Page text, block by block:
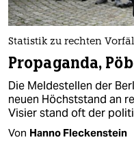
Statistik zu rechten
Propaganda,
Die Meldestellen der
neuen Höchststand an
Visier stand oft der
Von Hanno Fleckenstein